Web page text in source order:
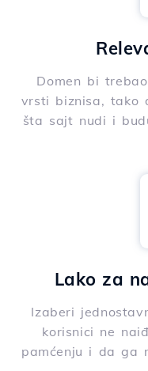
Domen bi
vrsti biznisa, tako
šta sajt nudi i
Lako za
Izaberi
korisnici ne
pamćenju i da ga